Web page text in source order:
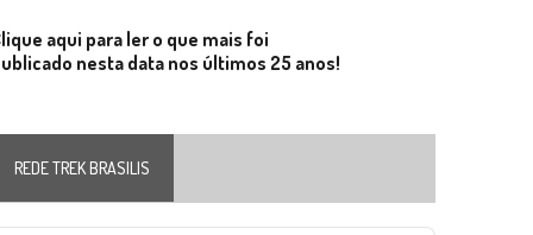
aqui para ler o que mais foi
nesta data nos últimos 25 anos!
REDE TREK BRASILIS